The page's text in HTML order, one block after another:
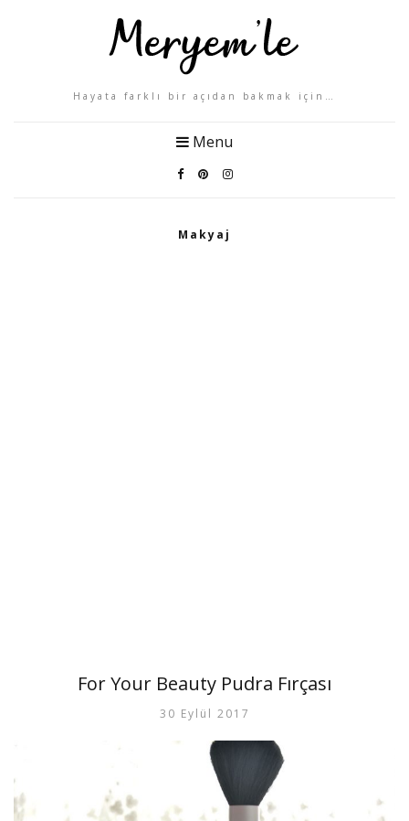
Hayata farklı bir açıdan bakmak için…
Menu
Makyaj
For Your Beauty Pudra Fırçası
30 Eylül 2017